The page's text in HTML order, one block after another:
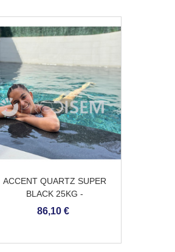
ACCENT QUARTZ SUPER
BLACK 25KG -
REVESTIMIENTO CONTINUO
86,10 €